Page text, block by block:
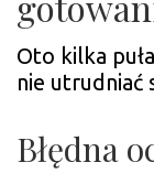
Oto kilka
nie utrudniać
Błędna